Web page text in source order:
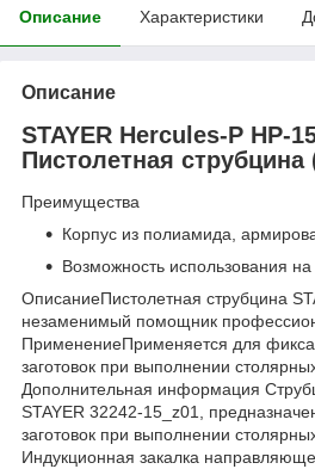
Описание Характеристики
Описание
STAYER Hercules-P HP-
Пистолетная струбцина
Преимущества
Корпус из полиамида,
Возможность использования
ОписаниеПистолетная струбцина
незаменимый помощник
ПрименениеПрименяется для
заготовок при выполнении
Дополнительная информация
STAYER 32242-15_z01,
заготовок при выполнении
Индукционная закалка